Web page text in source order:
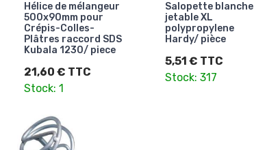
Hélice de mélangeur
500x90mm pour
Crépis-Colles-
Plâtres raccord SDS
Kubala 1230/ piece
21,60 € TTC
Stock: 1
Salopette blanche
jetable XL
polypropylene
Hardy/ pièce
5,51 € TTC
Stock: 317